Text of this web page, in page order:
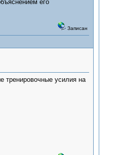
его
Записан
усилия на